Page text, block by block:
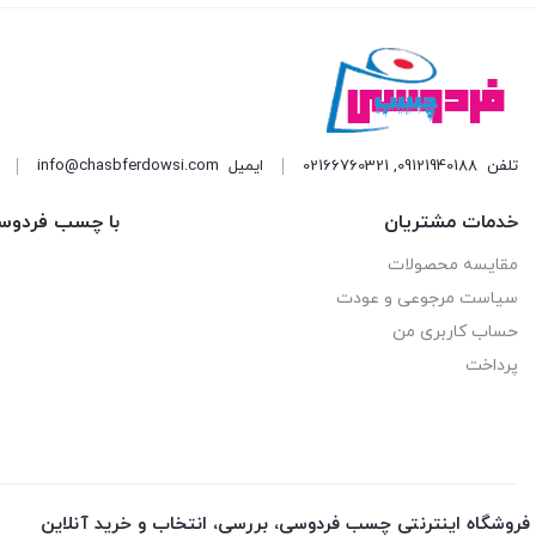
15
زتکس - Zettex 22
سلسیل
سودال 1
سینا 27
تلفن 09121940188
,
02166760321 ایمیل info@chasbferdowsi.com
خدمات مشتریان
مقایسه محصولات
سیاست مرجوعی و عودت
حساب کاربری من
پرداخت
با چسب
فروشگاه اینترنتی چسب فردوسی، بررسی، انتخاب و خرید آنلاین